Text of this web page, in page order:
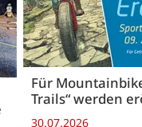
Für
Trails“ werden
30.07.2026